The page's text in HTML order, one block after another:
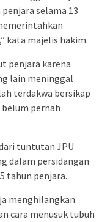
selama 13
kata majelis hakim.
penjara karena
lain meninggal
terdakwa bersikap
pernah
tuntutan JPU
dalam persidangan
tahun penjara.
menghilangkan
cara menusuk tubuh